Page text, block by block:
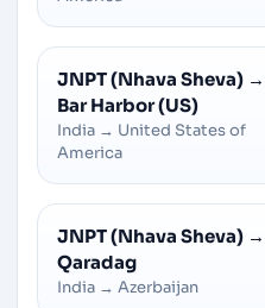
JNPT (Nhava Sheva) →
Bar Harbor (US)
India → United States of
America
JNPT (Nhava Sheva) →
Qaradag
India → Azerbaijan